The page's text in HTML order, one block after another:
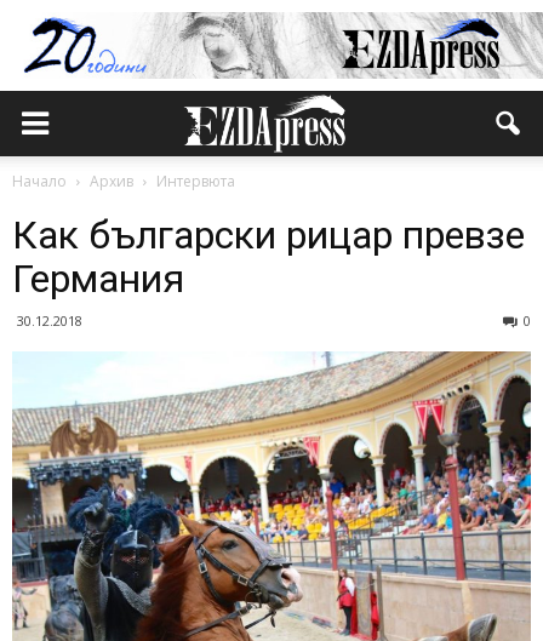
Начало Архив Интервюта
Как български рицар превзе
Германия
30.12.2018 0